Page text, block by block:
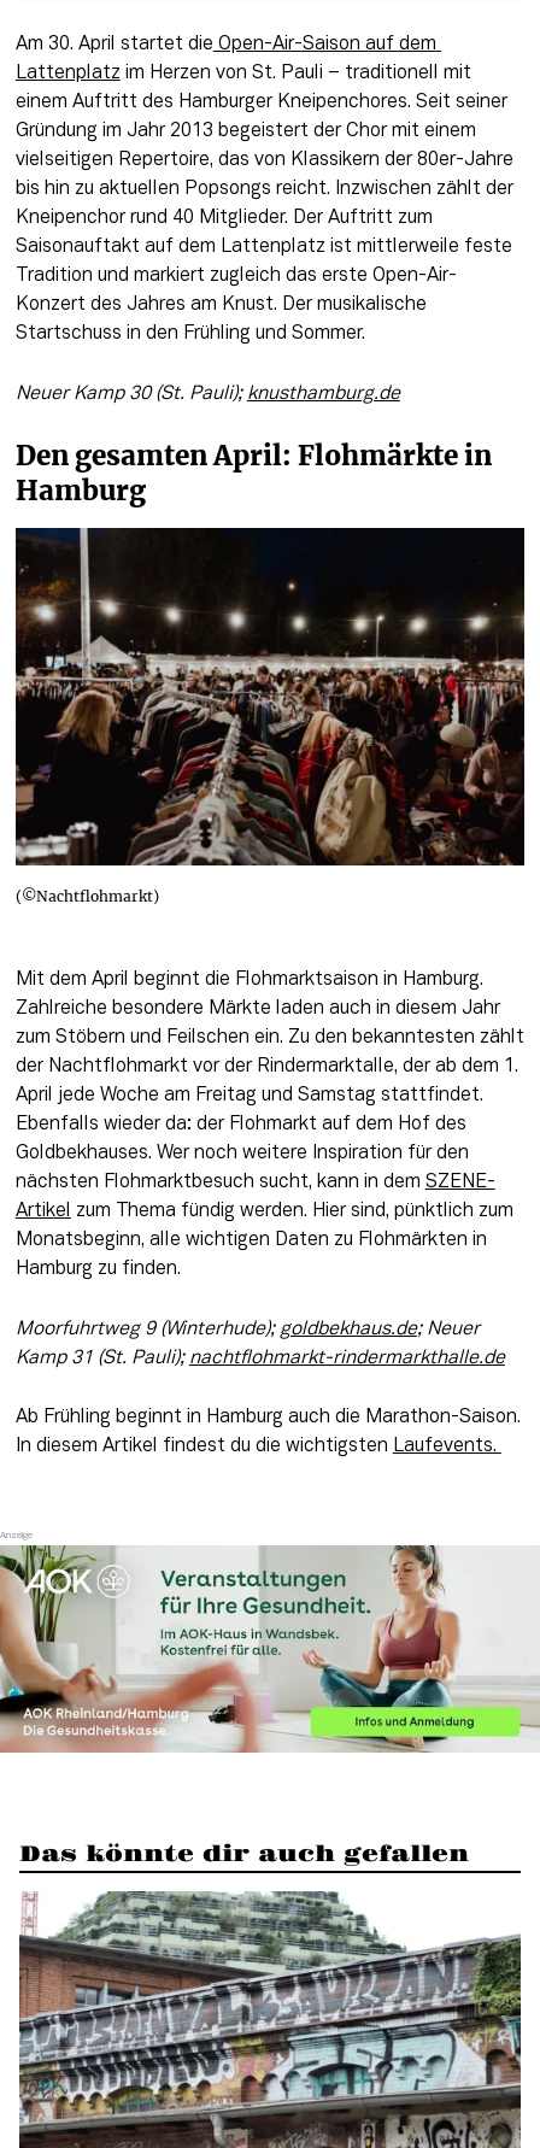
Am 30. April startet die Open-Air-Saison auf dem
Lattenplatz im Herzen von St. Pauli – traditionell mit
einem Auftritt des Hamburger Kneipenchores. Seit seiner
Gründung im Jahr 2013 begeistert der Chor mit einem
vielseitigen Repertoire, das von Klassikern der 80er-Jahre
bis hin zu aktuellen Popsongs reicht. Inzwischen zählt der
Kneipenchor rund 40 Mitglieder. Der Auftritt zum
Saisonauftakt auf dem Lattenplatz ist mittlerweile feste
Tradition und markiert zugleich das erste Open-Air-
Konzert des Jahres am Knust. Der musikalische
Startschuss in den Frühling und Sommer.
Neuer Kamp 30 (St. Pauli); knusthamburg.de
Den gesamten April: Flohmärkte in
Hamburg
(©Nachtflohmarkt)
Mit dem April beginnt die Flohmarktsaison in Hamburg.
Zahlreiche besondere Märkte laden auch in diesem Jahr
zum Stöbern und Feilschen ein. Zu den bekanntesten zählt
der Nachtflohmarkt vor der Rindermarktalle, der ab dem 1.
April jede Woche am Freitag und Samstag stattfindet.
Ebenfalls wieder da: der Flohmarkt auf dem Hof des
Goldbekhauses. Wer noch weitere Inspiration für den
nächsten Flohmarktbesuch sucht, kann in dem SZENE-
Artikel
zum Thema fündig werden. Hier sind, pünktlich zum
Monatsbeginn, alle wichtigen Daten zu Flohmärkten in
Hamburg zu finden.
Moorfuhrtweg 9 (Winterhude); goldbekhaus.de; Neuer
Kamp 31 (St. Pauli); nachtflohmarkt-rindermarkthalle.de
Ab Frühling beginnt in Hamburg auch die Marathon-Saison.
In diesem Artikel findest du die wichtigsten Laufevents.
Das könnte dir auch gefallen